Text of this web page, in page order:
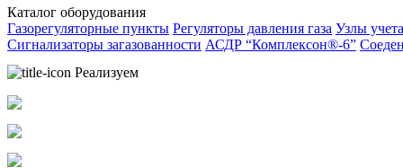
Каталог оборудования
Газорегуляторные пункты Регуляторы давления газа Узлы
Сигнализаторы загазованности АСДР “Комплексон®-6”
Реализуем